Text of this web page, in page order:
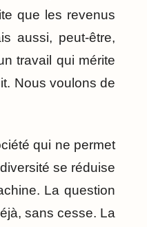
que les revenus
aussi, peut-être,
travail qui mérite
Nous voulons de
qui ne permet
se réduise
La question
sans cesse. La